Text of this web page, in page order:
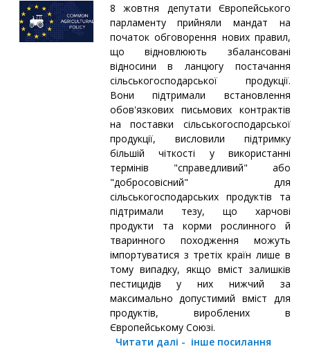
8 жовтня депутати Європейського
парламенту прийняли мандат на
початок обговорення нових правил,
що відновлюють збалансовані
відносини в ланцюгу постачання
сільськогосподарської продукції.
Вони підтримали встановлення
обов'язкових письмових контрактів
на поставки сільськогосподарської
продукції, висловили підтримку
більшій чіткості у використанні
термінів "справедливий" або
"добросовісний" для
сільськогосподарських продуктів та
підтримали тезу, що харчові
продукти та корми рослинного й
тваринного походження можуть
імпортуватися з третіх країн лише в
тому випадку, якщо вміст залишків
пестицидів у них нижчий за
максимально допустимий вміст для
продуктів, вироблених в
Європейському Союзі.
Читати далі - інше посилання